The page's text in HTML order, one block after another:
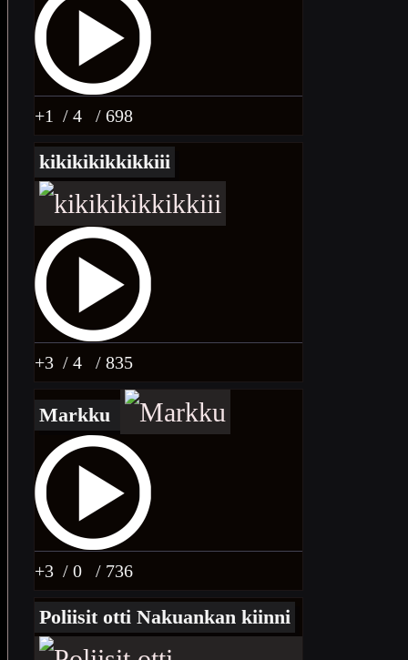
+1 / 4 / 698
kikikikikkikkiii
+3 / 4 / 835
Markku
+3 / 0 / 736
Poliisit otti Nakuankan kiinni